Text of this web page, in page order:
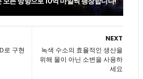
NEXT
녹색 수소의 효율적인 생산을
위해 물이 아닌 소변을 사용하
세요
로 구현